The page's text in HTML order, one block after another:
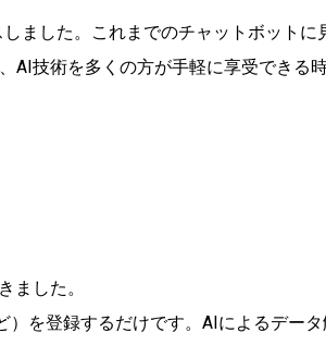
ました。これまでのチャットボット
技術を多くの方が手軽に享受できる
ました。
を登録するだけです。AIによるデー